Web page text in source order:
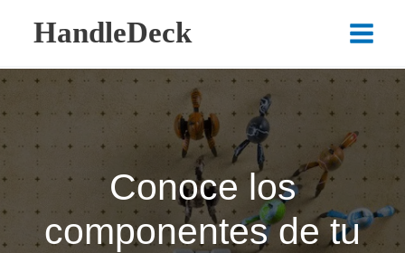
contenido
HandleDeck
Main
Menu
Conoce los
componentes de tu